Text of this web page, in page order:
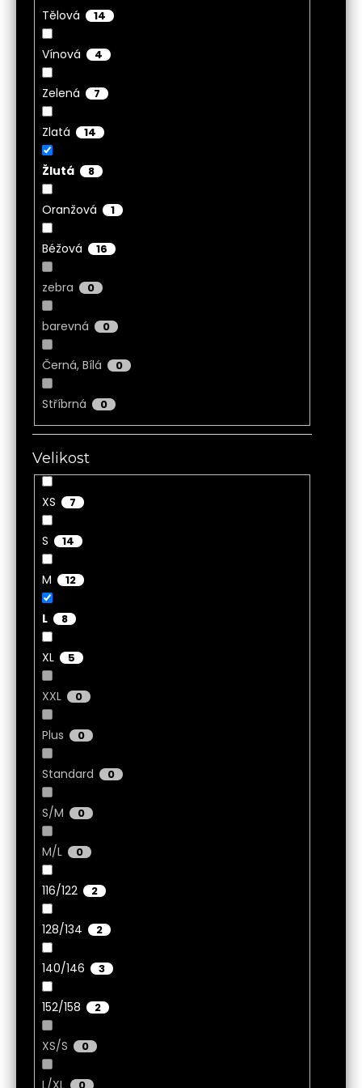
Tělová 14
Vínová 4
Zelená 7
Zlatá 14
Žlutá 8
Oranžová 1
Béžová 16
zebra 0
barevná 0
Černá, Bílá 0
Stříbrná 0
Velikost
XS 7
S 14
M 12
L 8
XL 5
XXL 0
Plus 0
Standard 0
S/M 0
M/L 0
116/122 2
128/134 2
140/146 3
152/158 2
XS/S 0
L/XL